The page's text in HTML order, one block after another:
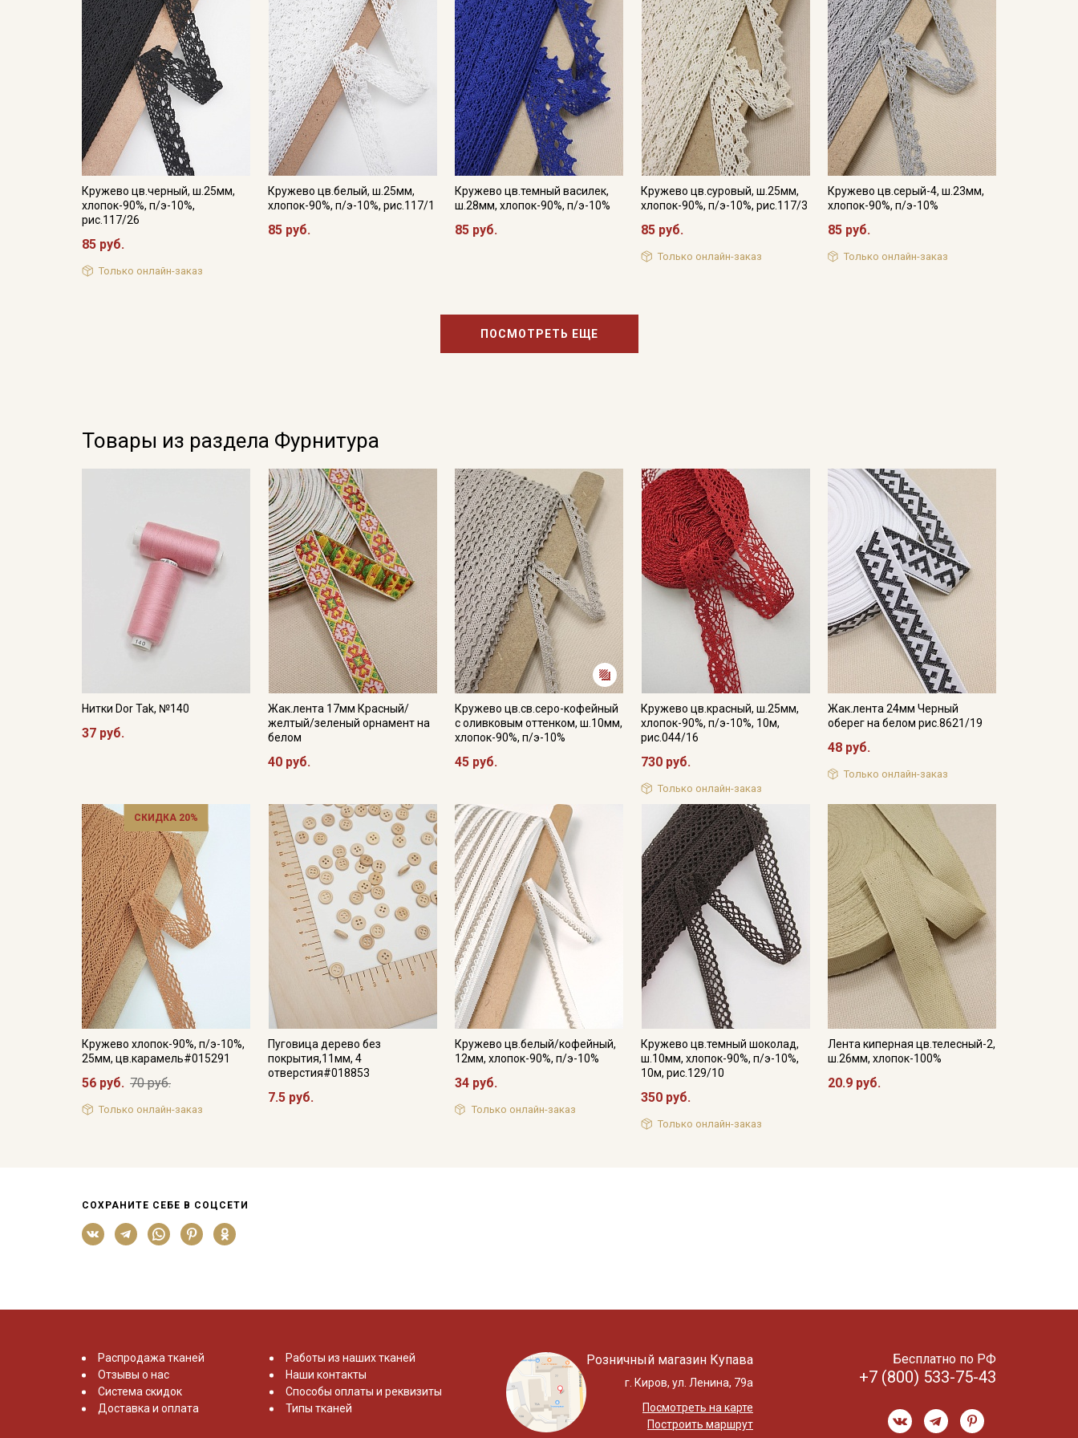
Кружево цв.черный, ш.25мм,
хлопок-90%, п/э-10%,
рис.117/26
85 руб.
Только онлайн-заказ
Кружево цв.белый, ш.25мм,
хлопок-90%, п/э-10%, рис.117/1
85 руб.
Кружево цв.темный василек,
ш.28мм, хлопок-90%, п/э-10%
85 руб.
Кружево цв.суровый, ш.25мм,
хлопок-90%, п/э-10%, рис.117/3
85 руб.
Только онлайн-заказ
Кружево цв.серый-4, ш.23мм,
хлопок-90%, п/э-10%
85 руб.
Только онлайн-заказ
ПОСМОТРЕТЬ ЕЩЕ
Товары из раздела Фурнитура
Нитки Dor Tak, №140
37 руб.
Жак.лента 17мм Красный/
желтый/зеленый орнамент на
белом
40 руб.
Кружево цв.св.серо-кофейный
с оливковым оттенком, ш.10мм,
хлопок-90%, п/э-10%
45 руб.
Кружево цв.красный, ш.25мм,
хлопок-90%, п/э-10%, 10м,
рис.044/16
730 руб.
Только онлайн-заказ
Жак.лента 24мм Черный
оберег на белом рис.8621/19
48 руб.
Только онлайн-заказ
СКИДКА 20%
Кружево хлопок-90%, п/э-10%,
25мм, цв.карамель#015291
56 руб. 70 руб.
Только онлайн-заказ
Пуговица дерево без
покрытия,11мм, 4
отверстия#018853
7.5 руб.
Кружево цв.белый/кофейный,
12мм, хлопок-90%, п/э-10%
34 руб.
Только онлайн-заказ
Кружево цв.темный шоколад,
ш.10мм, хлопок-90%, п/э-10%,
10м, рис.129/10
350 руб.
Только онлайн-заказ
Лента киперная цв.телесный-2,
ш.26мм, хлопок-100%
20.9 руб.
СОХРАНИТЕ СЕБЕ В СОЦСЕТИ
Распродажа тканей
Отзывы о нас
Система скидок
Доставка и оплата
Работы из наших тканей
Наши контакты
Способы оплаты и реквизиты
Типы тканей
Розничный магазин Купава
г. Киров, ул. Ленина, 79а
Посмотреть на карте
Построить маршрут
Бесплатно по РФ
+7 (800) 533-75-43
промокоды и скидки до 30% на узкие
категории тканей
Электронная почта
Подписаться
Ознакомлен(а) с
Политикой обработки персональных
данных
и даюСогласие на обработку персональных
данных
Согласие на получение рекламных и